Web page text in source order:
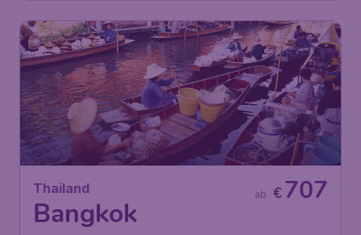
Thailand
Bangkok
€707
ab